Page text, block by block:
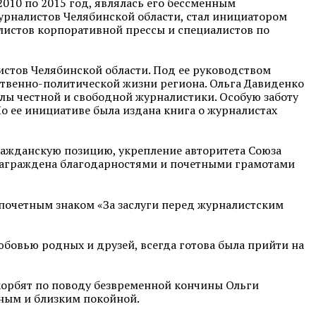
Челябинской области, стал инициатором
корпоративной прессы и специалистов по
Челябинской области. Под ее руководством
политической жизни региона. Ольга Давиденко
честной и свободной журналистики. Особую заботу
инициативе была издана книга о журналистах
позицию, укрепление авторитета Союза
благодарностями и почетными грамотами
знаком «За заслуги перед журналистским
родных и друзей, всегда готова была прийти на
по поводу безвременной кончины Ольги
и близким покойной.